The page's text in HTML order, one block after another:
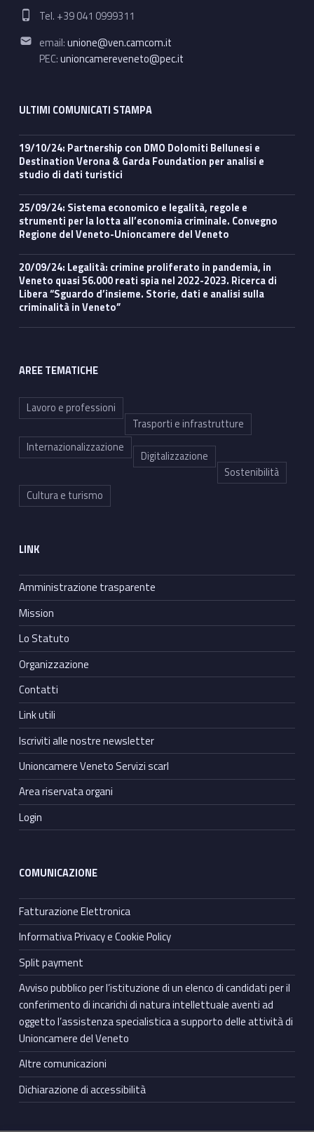
Phone number:
Tel. +39 041 0999311
Email address:
email:unione@ven.camcom.it
PEC:unioncamereveneto@pec.it
ULTIMI COMUNICATI STAMPA
19/10/24: Partnership con DMO Dolomiti Bellunesi e
Destination Verona & Garda Foundation per analisi e
studio di dati turistici
25/09/24: Sistema economico e legalità, regole e
strumenti per la lotta all’economia criminale. Convegno
Regione del Veneto-Unioncamere del Veneto
20/09/24: Legalità: crimine proliferato in pandemia, in
Veneto quasi 56.000 reati spia nel 2022-2023. Ricerca di
Libera “Sguardo d’insieme. Storie, dati e analisi sulla
criminalità in Veneto”
AREE TEMATICHE
Lavoro e professioni
Trasporti e infrastrutture
Internazionalizzazione
Digitalizzazione
Sostenibilità
Cultura e turismo
LINK
Amministrazione trasparente
Mission
Lo Statuto
Organizzazione
Contatti
Link utili
Iscriviti alle nostre newsletter
Unioncamere Veneto Servizi scarl
Area riservata organi
Login
COMUNICAZIONE
Fatturazione Elettronica
Informativa Privacy e Cookie Policy
Split payment
Avviso pubblico per l’istituzione di un elenco di candidati per il
conferimento di incarichi di natura intellettuale aventi ad
oggetto l’assistenza specialistica a supporto delle attività di
Unioncamere del Veneto
Altre comunicazioni
Dichiarazione di accessibilità